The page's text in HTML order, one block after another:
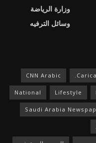
وزارة الرياضة
وسائل الترفيه
CNN Arabic
Lifestyle
National
Saudi Arabia